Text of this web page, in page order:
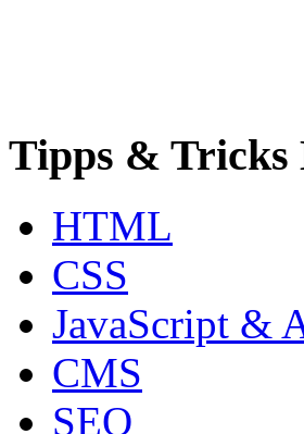
Tipps & Tricks
HTML
CSS
JavaScript &
CMS
SEO